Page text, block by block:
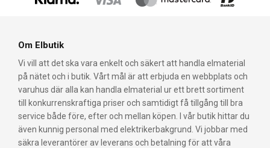
Om Elbutik
Vi vill att det ska vara enkelt och säkert att handla elmaterial
på nätet och i butik. Vårt mål är att erbjuda en webbplats och
varuhus där alla kan handla elmaterial ur ett brett sortiment
till konkurrenskraftiga priser och samtidigt få tillgång till bra
service både före, efter och mellan köpen. I vår butik hittar du
även kunnig personal med elektrikerbakgrund. Vi jobbar med
säkra leverantörer av leverans och betalning för att våra